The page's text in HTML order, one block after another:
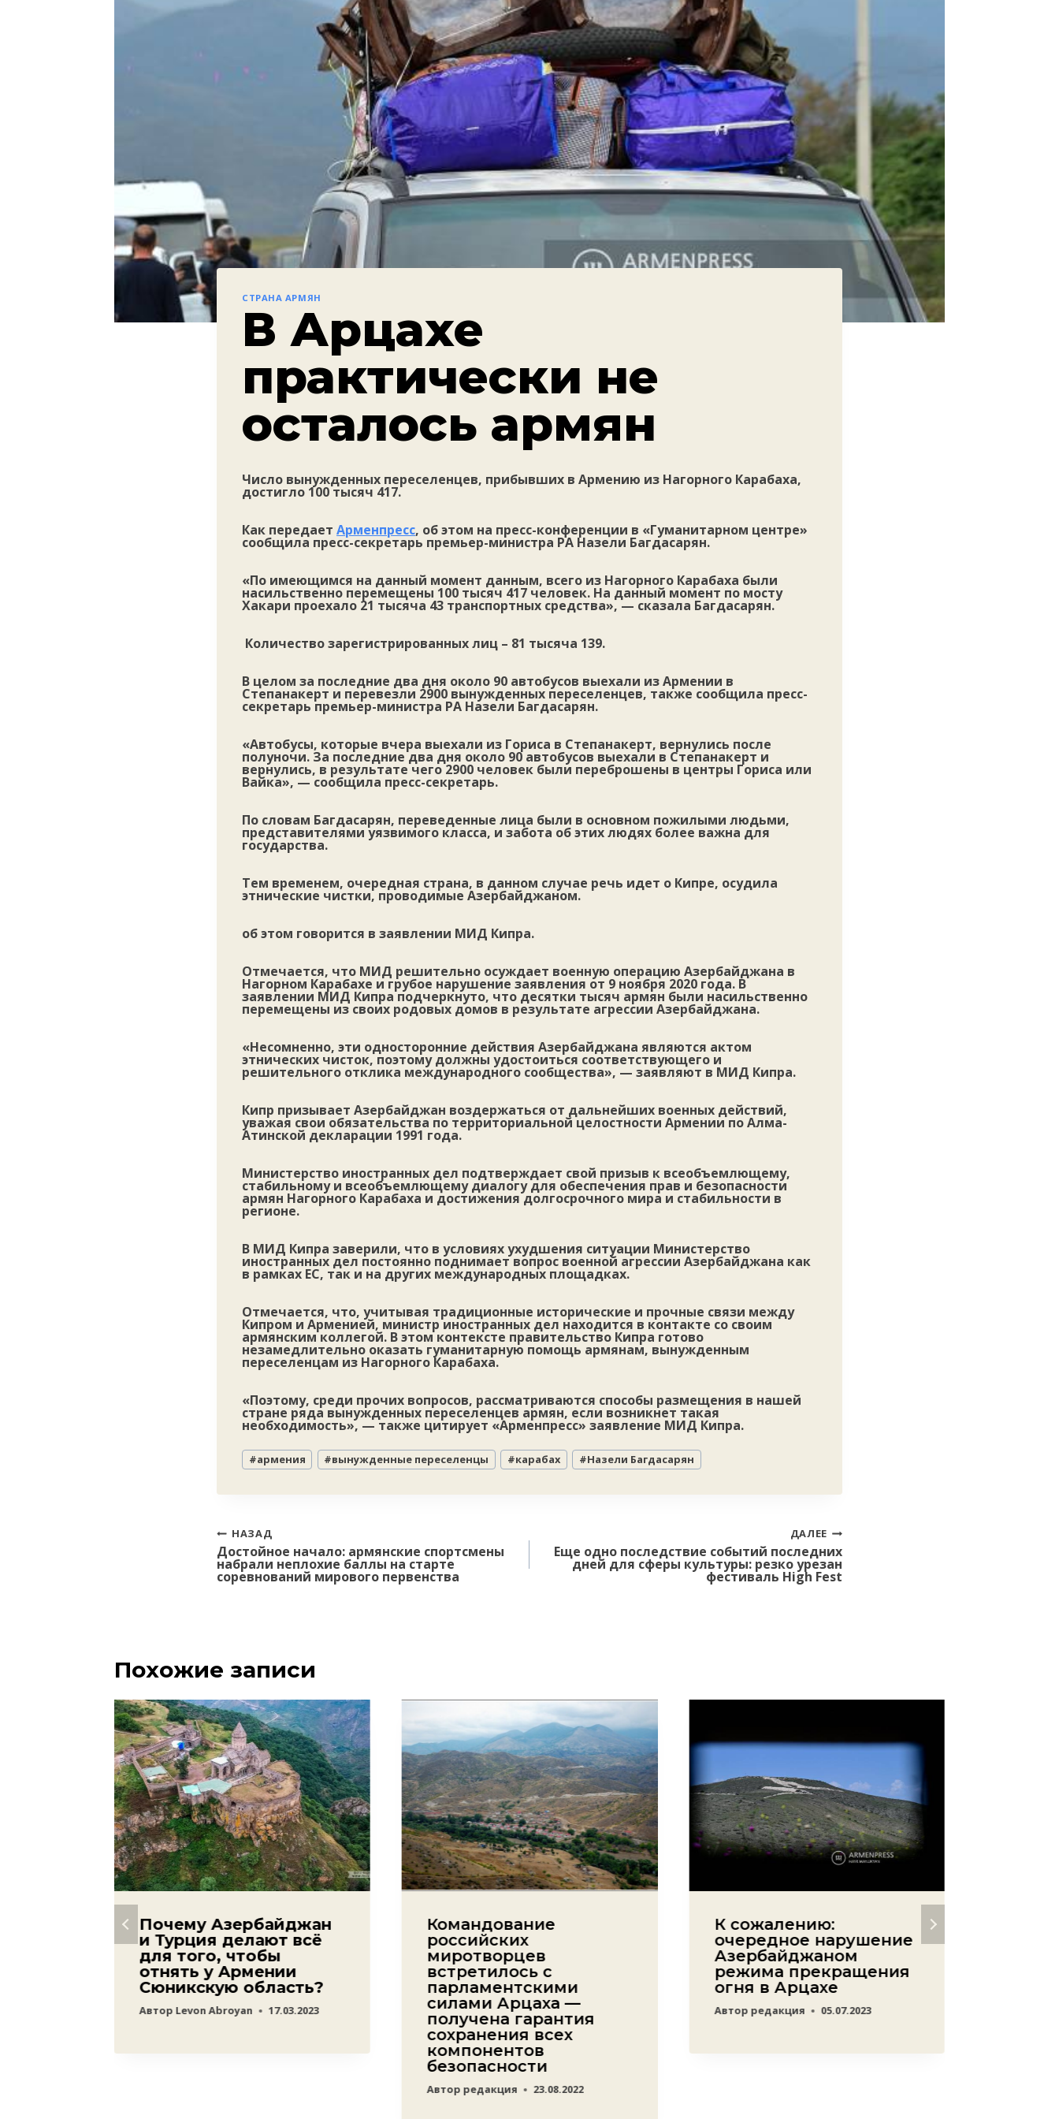
СТРАНА АРМЯН
В Арцахе
практически не
осталось армян
Число вынужденных переселенцев, прибывших в Армению из Нагорного Карабаха,
достигло 100 тысяч 417.
Как передает Арменпресс, об этом на пресс-конференции в «Гуманитарном центре»
сообщила пресс-секретарь премьер-министра РА Назели Багдасарян.
«По имеющимся на данный момент данным, всего из Нагорного Карабаха были
насильственно перемещены 100 тысяч 417 человек. На данный момент по мосту
Хакари проехало 21 тысяча 43 транспортных средства», — сказала Багдасарян.
Количество зарегистрированных лиц – 81 тысяча 139.
В целом за последние два дня около 90 автобусов выехали из Армении в
Степанакерт и перевезли 2900 вынужденных переселенцев, также сообщила пресс-
секретарь премьер-министра РА Назели Багдасарян.
«Автобусы, которые вчера выехали из Гориса в Степанакерт, вернулись после
полуночи. За последние два дня около 90 автобусов выехали в Степанакерт и
вернулись, в результате чего 2900 человек были переброшены в центры Гориса или
Вайка», — сообщила пресс-секретарь.
По словам Багдасарян, переведенные лица были в основном пожилыми людьми,
представителями уязвимого класса, и забота об этих людях более важна для
государства.
Тем временем, очередная страна, в данном случае речь идет о Кипре, осудила
этнические чистки, проводимые Азербайджаном.
об этом говорится в заявлении МИД Кипра.
Отмечается, что МИД решительно осуждает военную операцию Азербайджана в
Нагорном Карабахе и грубое нарушение заявления от 9 ноября 2020 года. В
заявлении МИД Кипра подчеркнуто, что десятки тысяч армян были насильственно
перемещены из своих родовых домов в результате агрессии Азербайджана.
«Несомненно, эти односторонние действия Азербайджана являются актом
этнических чисток, поэтому должны удостоиться соответствующего и
решительного отклика международного сообщества», — заявляют в МИД Кипра.
Кипр призывает Азербайджан воздержаться от дальнейших военных действий,
уважая свои обязательства по территориальной целостности Армении по Алма-
Атинской декларации 1991 года.
Министерство иностранных дел подтверждает свой призыв к всеобъемлющему,
стабильному и всеобъемлющему диалогу для обеспечения прав и безопасности
армян Нагорного Карабаха и достижения долгосрочного мира и стабильности в
регионе.
В МИД Кипра заверили, что в условиях ухудшения ситуации Министерство
иностранных дел постоянно поднимает вопрос военной агрессии Азербайджана как
в рамках ЕС, так и на других международных площадках.
Отмечается, что, учитывая традиционные исторические и прочные связи между
Кипром и Арменией, министр иностранных дел находится в контакте со своим
армянским коллегой. В этом контексте правительство Кипра готово
незамедлительно оказать гуманитарную помощь армянам, вынужденным
переселенцам из Нагорного Карабаха.
«Поэтому, среди прочих вопросов, рассматриваются способы размещения в нашей
стране ряда вынужденных переселенцев армян, если возникнет такая
необходимость», — также цитирует «Арменпресс» заявление МИД Кипра.
Метки
записи:
#армения #вынужденные переселенцы #карабах #Назели Багдасарян
Навигация
по
записям
НАЗАД
Достойное начало: армянские спортсмены
набрали неплохие баллы на старте
соревнований мирового первенства
ДАЛЕЕ
Еще одно последствие событий последних
дней для сферы культуры: резко урезан
фестиваль High Fest
Похожие записи
Почему Азербайджан
и Турция делают всё
для того, чтобы
отнять у Армении
Сюникскую область?
Автор Levon Abroyan 17.03.2023
Командование
российских
миротворцев
встретилось с
парламентскими
силами Арцаха —
получена гарантия
сохранения всех
компонентов
безопасности
Автор редакция 23.08.2022
К сожалению:
очередное нарушение
Азербайджаном
режима прекращения
огня в Арцахе
Автор редакция 05.07.2023